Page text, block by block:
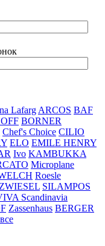
Lafarg ARCOS BAF
BORNER
Chef's Choice CILIO
ELO EMILE HENRY
Ivo KAMBUKKA
Microplane
Roesle
SILAMPOS
Scandinavia
Zassenhaus BERGER